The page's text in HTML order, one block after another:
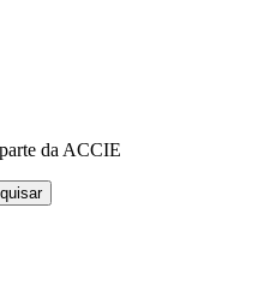
da ACCIE